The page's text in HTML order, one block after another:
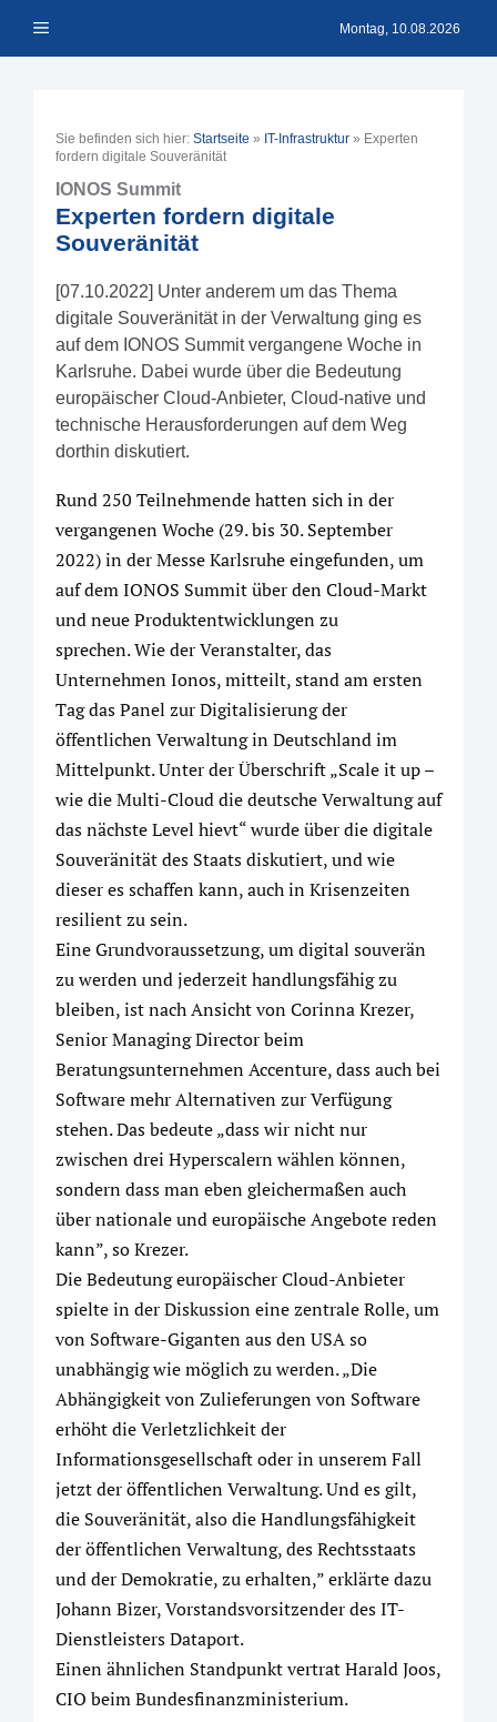
Inhalt Menü Montag, 10.08.2026
Sie befinden sich hier: Startseite » IT-Infrastruktur » Experten
fordern digitale Souveränität
IONOS Summit
Experten fordern digitale
Souveränität
[07.10.2022] Unter anderem um das Thema
digitale Souveränität in der Verwaltung ging es
auf dem IONOS Summit vergangene Woche in
Karlsruhe. Dabei wurde über die Bedeutung
europäischer Cloud-Anbieter, Cloud-native und
technische Herausforderungen auf dem Weg
dorthin diskutiert.
Rund 250 Teilnehmende hatten sich in der
vergangenen Woche (29. bis 30. September
2022) in der Messe Karlsruhe eingefunden, um
auf dem IONOS Summit über den Cloud-Markt
und neue Produktentwicklungen zu
sprechen. Wie der Veranstalter, das
Unternehmen Ionos, mitteilt, stand am ersten
Tag das Panel zur Digitalisierung der
öffentlichen Verwaltung in Deutschland im
Mittelpunkt. Unter der Überschrift „Scale it up –
wie die Multi-Cloud die deutsche Verwaltung auf
das nächste Level hievt“ wurde über die digitale
Souveränität des Staats diskutiert, und wie
dieser es schaffen kann, auch in Krisenzeiten
resilient zu sein.
Eine Grundvoraussetzung, um digital souverän
zu werden und jederzeit handlungsfähig zu
bleiben, ist nach Ansicht von Corinna Krezer,
Senior Managing Director beim
Beratungsunternehmen Accenture, dass auch bei
Software mehr Alternativen zur Verfügung
stehen. Das bedeute „dass wir nicht nur
zwischen drei Hyperscalern wählen können,
sondern dass man eben gleichermaßen auch
über nationale und europäische Angebote reden
kann”, so Krezer.
Die Bedeutung europäischer Cloud-Anbieter
spielte in der Diskussion eine zentrale Rolle, um
von Software-Giganten aus den USA so
unabhängig wie möglich zu werden. „Die
Abhängigkeit von Zulieferungen von Software
erhöht die Verletzlichkeit der
Informationsgesellschaft oder in unserem Fall
jetzt der öffentlichen Verwaltung. Und es gilt,
die Souveränität, also die Handlungsfähigkeit
der öffentlichen Verwaltung, des Rechtsstaats
und der Demokratie, zu erhalten,” erklärte dazu
Johann Bizer, Vorstandsvorsitzender des IT-
Dienstleisters Dataport.
Einen ähnlichen Standpunkt vertrat Harald Joos,
CIO beim Bundesfinanzministerium.